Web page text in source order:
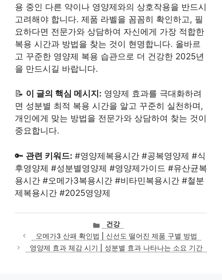
용 중인 다른 약이나 영양제와의 상호작용을 반드시
고려해야 합니다. 제품 라벨을 꼼꼼히 확인하고, 필
요하다면 전문가와 상담하여 자신에게 가장 적합한
복용 시간과 방법을 찾는 것이 현명합니다. 올바르
고 꾸준한 영양제 복용 습관으로 더 건강한 2025년
을 만드시길 바랍니다.
📝 이 글의 핵심 메시지: 영양제 효과를 극대화하려
면 성분별 최적 복용 시간을 알고 꾸준히 실천하며,
개인에게 맞는 방법을 전문가와 상담하여 찾는 것이
중요합니다.
🔑 관련 키워드: #영양제복용시간 #공복영양제 #식
후영양제 #성분별영양제 #영양제가이드 #유산균복
용시간 #오메가3복용시간 #비타민복용시간 #철분
제복용시간 #2025영양제
카
테
고
리
건강
오메가3 산패 확인법 | 신선도 떨어진 제품 구별 방법
영양제 효과 체감 시기 | 성분별 효과 나타나는 소요 기간